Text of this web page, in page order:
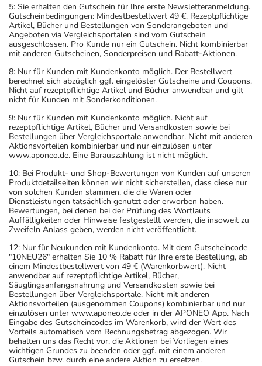
5: Sie erhalten den Gutschein für Ihre erste Newsletteranmeldung.
Gutscheinbedingungen: Mindestbestellwert 49 €. Rezeptpflichtige
Artikel, Bücher und Bestellungen von Sonderangeboten und
Angeboten via Vergleichsportalen sind vom Gutschein
ausgeschlossen. Pro Kunde nur ein Gutschein. Nicht kombinierbar
mit anderen Gutscheinen, Sonderpreisen und Rabatt-Aktionen.
8: Nur für Kunden mit Kundenkonto möglich. Der Bestellwert
berechnet sich abzüglich ggf. eingelöster Gutscheine und Coupons.
Nicht auf rezeptpflichtige Artikel und Bücher anwendbar und gilt
nicht für Kunden mit Sonderkonditionen.
9: Nur für Kunden mit Kundenkonto möglich. Nicht auf
rezeptpflichtige Artikel, Bücher und Versandkosten sowie bei
Bestellungen über Vergleichsportale anwendbar. Nicht mit anderen
Aktionsvorteilen kombinierbar und nur einzulösen unter
www.aponeo.de. Eine Barauszahlung ist nicht möglich.
10: Bei Produkt- und Shop-Bewertungen von Kunden auf unseren
Produktdetailseiten können wir nicht sicherstellen, dass diese nur
von solchen Kunden stammen, die die Waren oder
Dienstleistungen tatsächlich genutzt oder erworben haben.
Bewertungen, bei denen bei der Prüfung des Wortlauts
Auffälligkeiten oder Hinweise festgestellt werden, die insoweit zu
Zweifeln Anlass geben, werden nicht veröffentlicht.
12: Nur für Neukunden mit Kundenkonto. Mit dem Gutscheincode
"10NEU26" erhalten Sie 10 % Rabatt für Ihre erste Bestellung, ab
einem Mindestbestellwert von 49 € (Warenkorbwert). Nicht
anwendbar auf rezeptpflichtige Artikel, Bücher,
Säuglingsanfangsnahrung und Versandkosten sowie bei
Bestellungen über Vergleichsportale. Nicht mit anderen
Aktionsvorteilen (ausgenommen Coupons) kombinierbar und nur
einzulösen unter www.aponeo.de oder in der APONEO App. Nach
Eingabe des Gutscheincodes im Warenkorb, wird der Wert des
Vorteils automatisch vom Rechnungsbetrag abgezogen. Wir
behalten uns das Recht vor, die Aktionen bei Vorliegen eines
wichtigen Grundes zu beenden oder ggf. mit einem anderen
Gutschein bzw. durch eine andere Aktion zu ersetzen.